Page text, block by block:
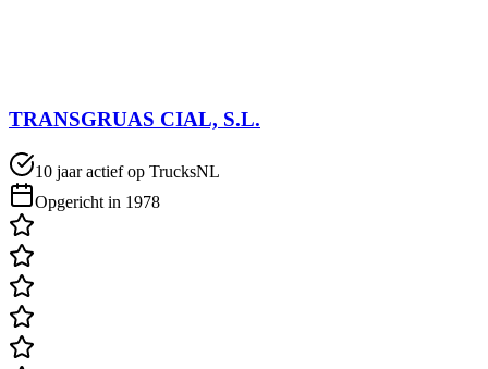
TRANSGRUAS CIAL, S.L.
10 jaar actief op TrucksNL
Opgericht in 1978